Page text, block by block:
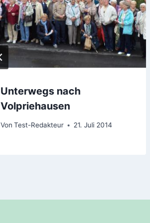
Unterwegs nach
Volpriehausen
Von Test-Redakteur 21. Juli 2014